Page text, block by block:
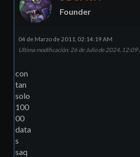
Founder
04 de Marzo de 2011, 02:14:19 AM
Ultima modificación: 26 de Julio de 2024,
con
tan
solo
100
00
data
s
saq